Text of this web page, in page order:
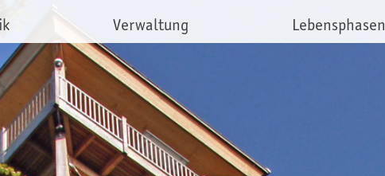
Verwaltung Lebensphasen